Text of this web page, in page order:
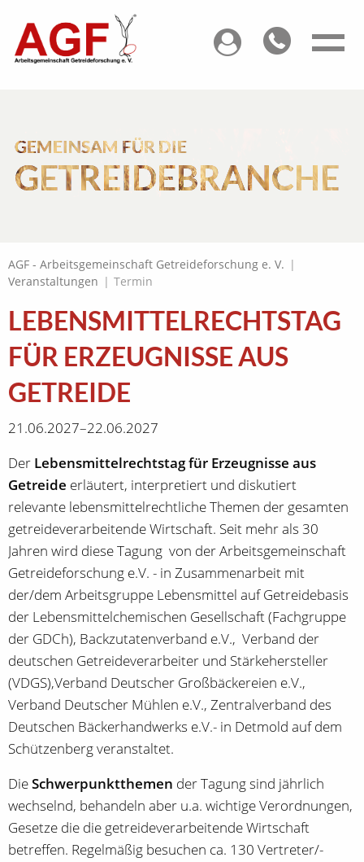
GEMEINSAM FÜR DIE
GETREIDEBRANCHE
AGF - Arbeitsgemeinschaft Getreideforschung e. V. |
Veranstaltungen | Termin
LEBENSMITTELRECHTSTAG
FÜR ERZEUGNISSE AUS
GETREIDE
21.06.2027–22.06.2027
Der Lebensmittelrechtstag für Erzeugnisse aus
Getreide erläutert, interpretiert und diskutiert
relevante lebensmittelrechtliche Themen der gesamten
getreideverarbeitende Wirtschaft. Seit mehr als 30
Jahren wird diese Tagung von der Arbeitsgemeinschaft
Getreideforschung e.V. - in Zusammenarbeit mit
der/dem Arbeitsgruppe Lebensmittel auf Getreidebasis
der Lebensmittelchemischen Gesellschaft (Fachgruppe
der GDCh), Backzutatenverband e.V., Verband der
deutschen Getreideverarbeiter und Stärkehersteller
(VDGS),Verband Deutscher Großbäckereien e.V.,
Verband Deutscher Mühlen e.V., Zentralverband des
Deutschen Bäckerhandwerks e.V.- in Detmold auf dem
Schützenberg veranstaltet.
DieSchwerpunktthemen der Tagung sind jährlich
wechselnd, behandeln aber u.a. wichtige Verordnungen,
Gesetze die die getreideverarbeitende Wirtschaft
betreffen. Regelmäßig besuchen ca. 130 Vertreter/-